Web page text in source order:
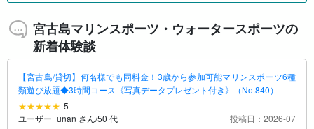
宮古島マリンスポーツ・ウォータースポーツの
新着体験談
【宮古島/貸切】何名様でも同料金！3歳から参加可能マリンスポーツ6種
類遊び放題◆3時間コース《写真データプレゼント付き》（No.840）
5
ユーザー_unan さん/50 代
投稿日：2026-07